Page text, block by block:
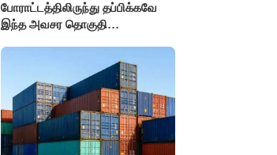
போராட்டத்திலிருந்து தப்பிக்கவே
இந்த அவசர தொகுதி